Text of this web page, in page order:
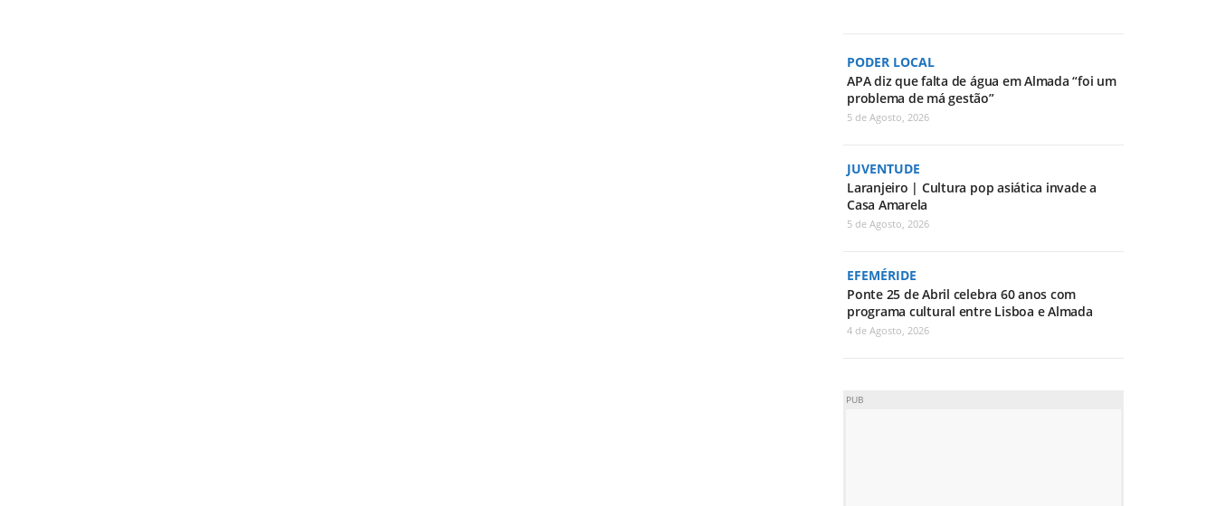
PODER LOCAL
APA diz que falta de água em Almada “foi um
problema de má gestão”
5 de Agosto, 2026
JUVENTUDE
Laranjeiro | Cultura pop asiática invade a
Casa Amarela
5 de Agosto, 2026
EFEMÉRIDE
Ponte 25 de Abril celebra 60 anos com
programa cultural entre Lisboa e Almada
4 de Agosto, 2026
PUB